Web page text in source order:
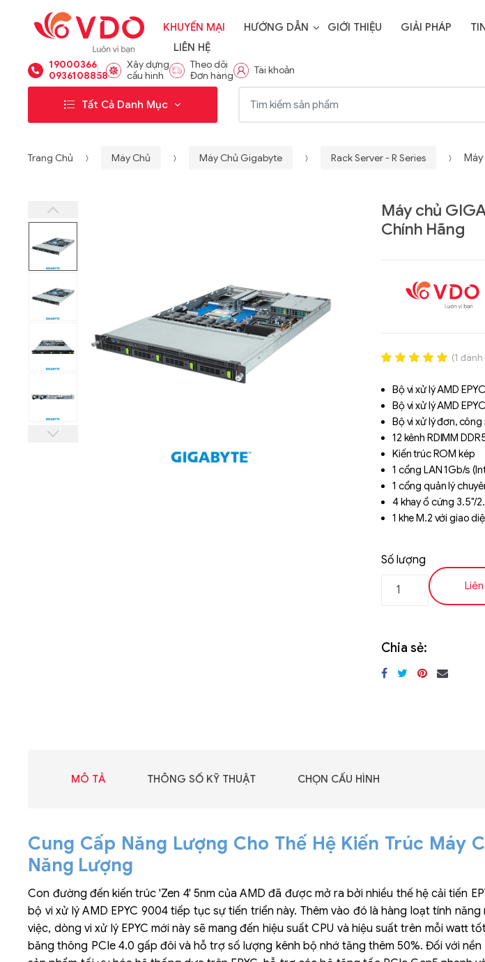
KHUYẾN MẠI HƯỚNG DẪN GIỚI THIỆU GIẢI PHÁP
LIÊN HỆ
19000366
0936108858
Xây dựng
cấu hình
Theo dõi
Đơn hàng
Tài khoản
Tất Cả Danh Mục
Trang Chủ Máy Chủ Máy Chủ Gigabyte Rack Server - R Series Máy
Máy chủ
Chính Hãng
out of 5
based on
đánh giá
(1 đánh
Bộ vi xử lý AMD
Bộ vi xử lý AMD
Bộ vi xử lý đơn,
12 kênh RDIMM
Kiến trúc ROM kép
1 cổng LAN 1Gb/s
1 cổng quản lý
4 khay ổ cứng 3.5"/
1 khe M.2 với giao
Nguồn cấp điện dự
Số lượng
Chia sẻ:
MÔ TẢ THÔNG SỐ KỸ THUẬT CHỌN CẤU HÌNH
Cung Cấp Năng Lượng Cho Thế Hệ Kiến Trúc Máy
Năng Lượng
Con đường đến kiến trúc 'Zen 4' 5nm của AMD đã được mở ra bởi nhiều thế hệ cải tiến
bộ vi xử lý AMD EPYC 9004 tiếp tục sự tiến triển này. Thêm vào đó là hàng loạt tính
việc, dòng vi xử lý EPYC mới này sẽ mang đến hiệu suất CPU và hiệu suất trên mỗi watt
băng thông PCIe 4.0 gấp đôi và hỗ trợ số lượng kênh bộ nhớ tăng thêm 50%. Đối với nền